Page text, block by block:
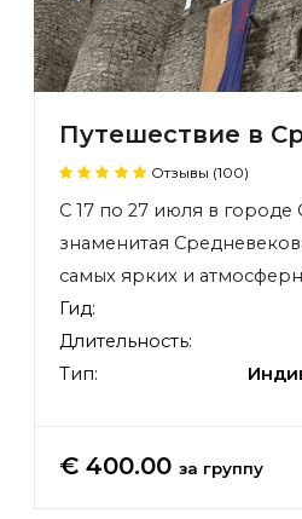
Путешествие в
Отзывы (100)
С 17 по 27 июля в
знаменитая
самых ярких и
Гид:
Длительность:
Тип:
€ 400.00 за группу